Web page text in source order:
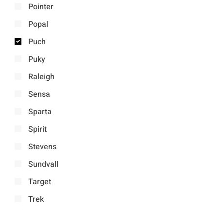
Pointer
Popal
Puch
Puky
Raleigh
Sensa
Sparta
Spirit
Stevens
Sundvall
Target
Trek